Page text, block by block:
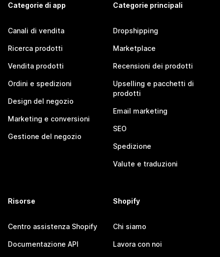
Categorie di app
Canali di vendita
Ricerca prodotti
Vendita prodotti
Ordini e spedizioni
Design del negozio
Marketing e conversioni
Gestione del negozio
Categorie principali
Dropshipping
Marketplace
Recensioni dei prodotti
Upselling e pacchetti di
prodotti
Email marketing
SEO
Spedizione
Valute e traduzioni
Risorse
Centro assistenza Shopify
Documentazione API
Shopify
Chi siamo
Lavora con noi